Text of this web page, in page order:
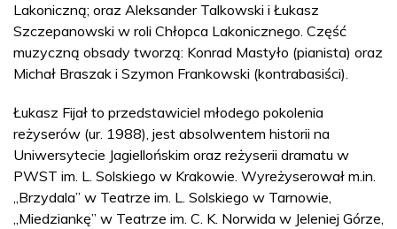
Lakoniczną; oraz Aleksander Talkowski i Łukasz
Szczepanowski w roli Chłopca Lakonicznego. Część
muzyczną obsady tworzą: Konrad Mastyło (pianista) oraz
Michał Braszak i Szymon Frankowski (kontrabasiści).
Łukasz Fijał to przedstawiciel młodego pokolenia
reżyserów (ur. 1988), jest absolwentem historii na
Uniwersytecie Jagiellońskim oraz reżyserii dramatu w
PWST im. L. Solskiego w Krakowie. Wyreżyserował m.in.
„Brzydala” w Teatrze im. L. Solskiego w Tarnowie,
„Miedziankę” w Teatrze im. C. K. Norwida w Jeleniej Górze,